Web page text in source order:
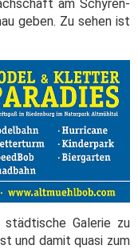
am Schyren-
geben. Zu sehen ist
städtische Galerie zu
und damit quasi zum